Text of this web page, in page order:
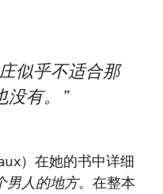
似乎不适合那
没有。”
）在她的书中详细
男人的地方。在整本